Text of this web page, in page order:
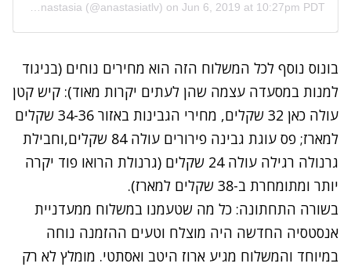
on Jun 6, 2019 at 10:27pm PDT
בונוס נוסף לכל המשלוח הזה הוא מחירים נוחים (בניגוד
למנות במסעדה עצמה שהן לעתים יקרות מאוד): קיש קטן
עולה כאן 32 שקלים, מחירי הגבינות באזור 34-36 שקלים
למארז; פס עוגת גבינה פירורים עולה 84 שקלים,וחבילת
גרנולה רגילה עולה 24 שקלים (גרנולת הרואו פוד יקרה
יותר ומתומחרת ב-38 שקלים למארז).
בשורה התחתונה: כל מה שטעמנו במשלוח ממעדניית
אנסטסיה החדשה היה מוצלח וטעים ההזמנה נוחה
במיוחד והמשלוח מגיע ארוז היטב ואסתטי. מומלץ לא רק